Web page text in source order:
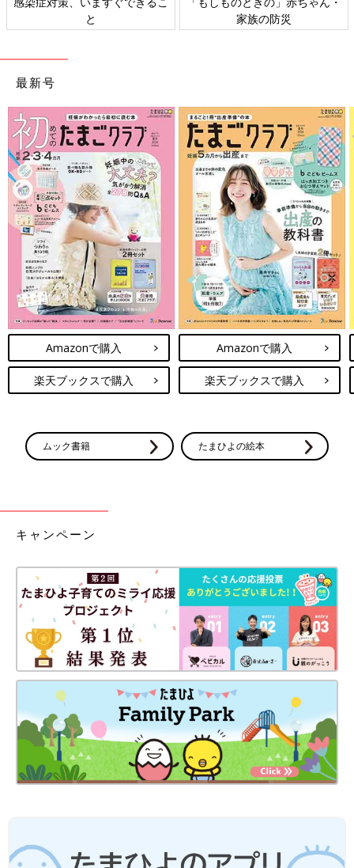
ト検討会
相談
最新号
Amazonで購入
楽天ブックスで購入
Amazonで購入
楽天ブックスで購入
ムック書籍 たまひよの絵本
キャンペーン